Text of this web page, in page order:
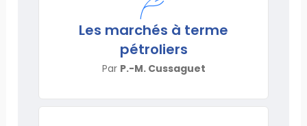
Les marchés à terme
pétroliers
Par P.-M. Cussaguet